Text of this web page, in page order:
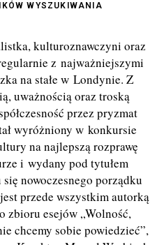
WYSZUKIWANIA
kulturoznawczyni oraz
z najważniejszymi
na stałe w Londynie. Z
uważnością oraz troską
przez pryzmat
wyróżniony w konkursie
na najlepszą rozprawę
i wydany pod tytułem
nowoczesnego porządku
przede wszystkim autorką
zbioru esejów „Wolność,
chcemy sobie powiedzieć”,